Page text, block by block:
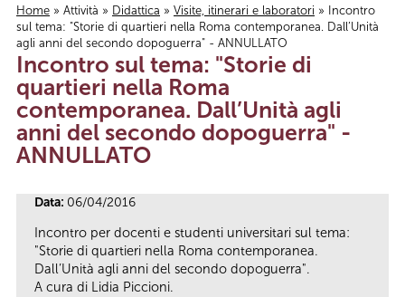
Tu sei qui
Home » Attività » Didattica » Visite, itinerari e laboratori » Incontro
sul tema: "Storie di quartieri nella Roma contemporanea. Dall’Unità
agli anni del secondo dopoguerra" - ANNULLATO
Incontro sul tema: "Storie di
quartieri nella Roma
contemporanea. Dall’Unità agli
anni del secondo dopoguerra" -
ANNULLATO
Data: 06/04/2016
Incontro per docenti e studenti universitari sul tema:
"Storie di quartieri nella Roma contemporanea.
Dall’Unità agli anni del secondo dopoguerra".
A cura di Lidia Piccioni.